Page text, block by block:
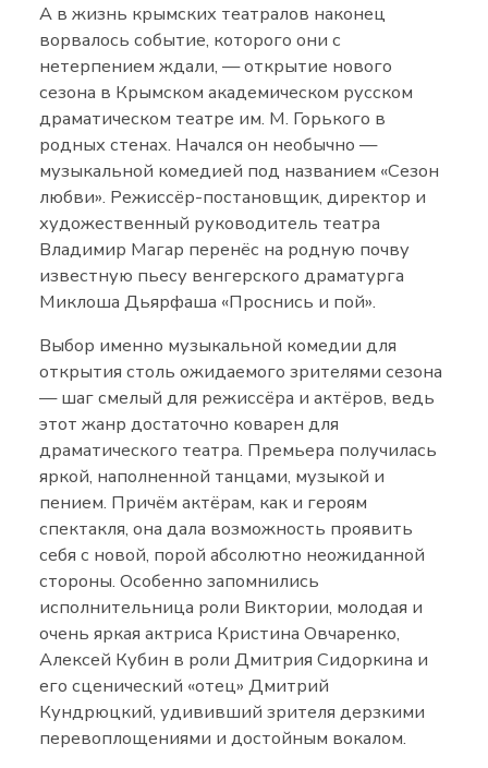
А в жизнь крымских театралов наконец
ворвалось событие, которого они с
нетерпением ждали, — открытие нового
сезона в Крымском академическом русском
драматическом театре им. М. Горького в
родных стенах. Начался он необычно —
музыкальной комедией под названием «Сезон
любви». Режиссёр-постановщик, директор и
художественный руководитель театра
Владимир Магар перенёс на родную почву
известную пьесу венгерского драматурга
Миклоша Дьярфаша «Проснись и пой».
Выбор именно музыкальной комедии для
открытия столь ожидаемого зрителями сезона
— шаг смелый для режиссёра и актёров, ведь
этот жанр достаточно коварен для
драматического театра. Премьера получилась
яркой, наполненной танцами, музыкой и
пением. Причём актёрам, как и героям
спектакля, она дала возможность проявить
себя с новой, порой абсолютно неожиданной
стороны. Особенно запомнились
исполнительница роли Виктории, молодая и
очень яркая актриса Кристина Овчаренко,
Алексей Кубин в роли Дмитрия Сидоркина и
его сценический «отец» Дмитрий
Кундрюцкий, удививший зрителя дерзкими
перевоплощениями и достойным вокалом.